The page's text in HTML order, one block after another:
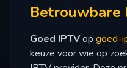
Betrouwbare
Goed IPTVop goed-
keuze voor wie op